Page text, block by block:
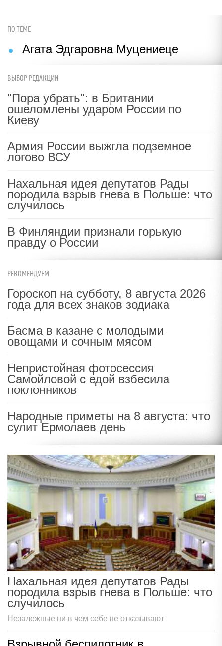
ПО ТЕМЕ
Агата Эдгаровна Муцениеце
ВЫБОР РЕДАКЦИИ
"Пора убрать": в Британии
ошеломлены ударом России по
Киеву
Армия России выжгла подземное
логово ВСУ
Нахальная идея депутатов Рады
породила взрыв гнева в Польше: что
случилось
В Финляндии признали горькую
правду о России
РЕКОМЕНДУЕМ
Гороскоп на субботу, 8 августа 2026
года для всех знаков зодиака
Басма в казане с молодыми
овощами и сочным мясом
Непристойная фотосессия
Самойловой с едой взбесила
поклонников
Народные приметы на 8 августа: что
сулит Ермолаев день
Нахальная идея депутатов Рады
породила взрыв гнева в Польше: что
случилось
Незалежные ни в чем себе не отказывают